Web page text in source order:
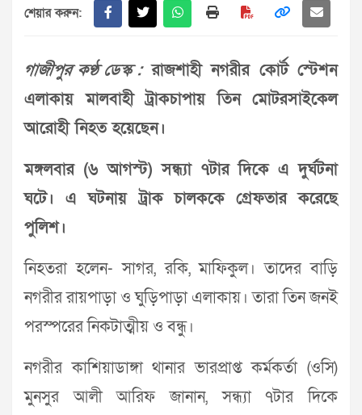
শেয়ার করুন:
গাজীপুর কণ্ঠ ডেস্ক :রাজশাহী নগরীর কোর্ট স্টেশন
এলাকায় মালবাহী ট্রাকচাপায় তিন মোটরসাইকেল
আরোহী নিহত হয়েছেন।
মঙ্গলবার (৬ আগস্ট) সন্ধ্যা ৭টার দিকে এ দুর্ঘটনা
ঘটে। এ ঘটনায় ট্রাক চালককে গ্রেফতার করেছে
পুলিশ।
নিহতরা হলেন- সাগর, রকি, মাফিকুল। তাদের বাড়ি
নগরীর রায়পাড়া ও ঘুড়িপাড়া এলাকায়। তারা তিন জনই
পরস্পরের নিকটাত্মীয় ও বন্ধু।
নগরীর কাশিয়াডাঙ্গা থানার ভারপ্রাপ্ত কর্মকর্তা (ওসি)
মুনসুর আলী আরিফ জানান, সন্ধ্যা ৭টার দিকে